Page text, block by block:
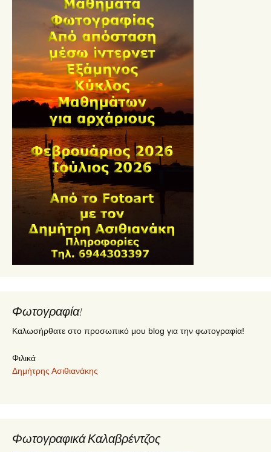
Φωτογραφία!
Καλωσήρθατε στο προσωπικό μου blog για την φωτογραφία!
Φιλικά
Δημήτρης Ασιθιανάκης
Φωτογραφικά Καλαβρέντζος